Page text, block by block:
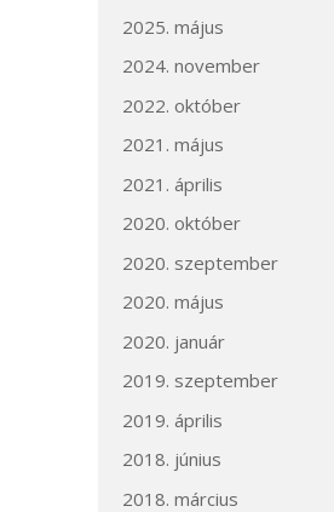
2025. május
2024. november
2022. október
2021. május
2021. április
2020. október
2020. szeptember
2020. május
2020. január
2019. szeptember
2019. április
2018. június
2018. március